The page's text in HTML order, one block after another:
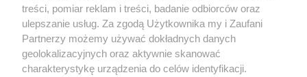
treści, pomiar reklam i treści, badanie odbiorców oraz
ulepszanie usług. Za zgodą Użytkownika my i Zaufani
Partnerzy możemy używać dokładnych danych
geolokalizacyjnych oraz aktywnie skanować
charakterystykę urządzenia do celów identyfikacji.